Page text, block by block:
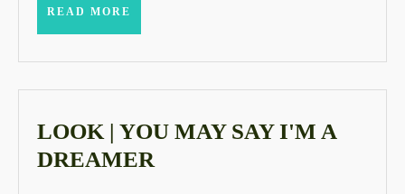
DO
DISNEY
READ MORE
LOOK | YOU MAY SAY I'M A
DREAMER